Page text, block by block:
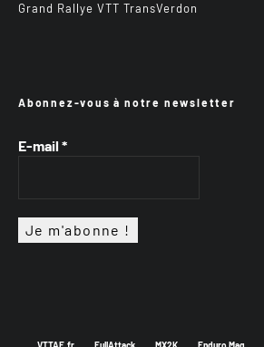
Grand Rallye VTT TransVerdon
Abonnez-vous à notre newsletter
E-mail *